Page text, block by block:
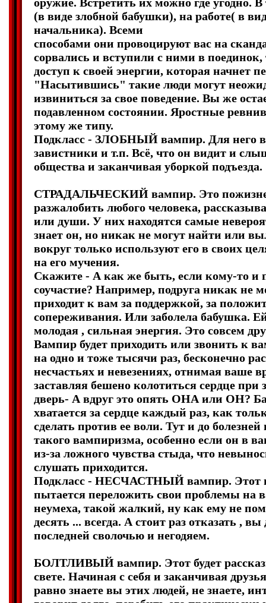
(в виде злобной бабушки), на работе( в
начальника). Всеми
способами они провоцируют вас на
сорвались и вступили с ними в
доступ к своей энергии, которая начнет
"Насытившись" такие люди могут
извиниться за свое поведение. Вы же
подавленном состоянии. Яростные
этому же типу.
Подкласс - ЗЛОБНЫЙ вампир. Для него
завистники и т.п. Всё, что он видит и
общества и заканчивая уборкой подъезда.
СТРАДАЛЬЧЕСКИЙ вампир. Это
разжалобить любого человека,
или души. У них находятся самые
знает он, но никак не могут найти или
вокруг только используют его в своих
на его мучения.
Скажите - А как же быть, если кому-то и
соучастие? Например, подруга никак не
приходит к вам за поддержкой, за
сопереживания. Или заболела бабушка.
молодая , сильная энергия. Это совсем
Вампир будет приходить или звонить к
на одно и тоже тысячи раз, бесконечно
несчастьях и невезениях, отнимая ваше
заставляя бешено колотиться сердце при
дверь- А вдруг это опять ОНА или ОН?
хватается за сердце каждый раз, как
сделать против ее воли. Тут и до
такого вампиризма, особенно если он в
из-за ложного чувства стыда, что
слушать приходится.
Подкласс - НЕСЧАСТНЫЙ вампир. Этот
пытается переложить свои проблемы на
неумеха, такой жалкий, ну как ему не
десять ... всегда. А стоит раз отказать ,
последней сволочью и негодяем.
БОЛТЛИВЫЙ вампир. Этот будет
свете. Начиная с себя и заканчивая
равно знаете вы этих людей, не знаете,